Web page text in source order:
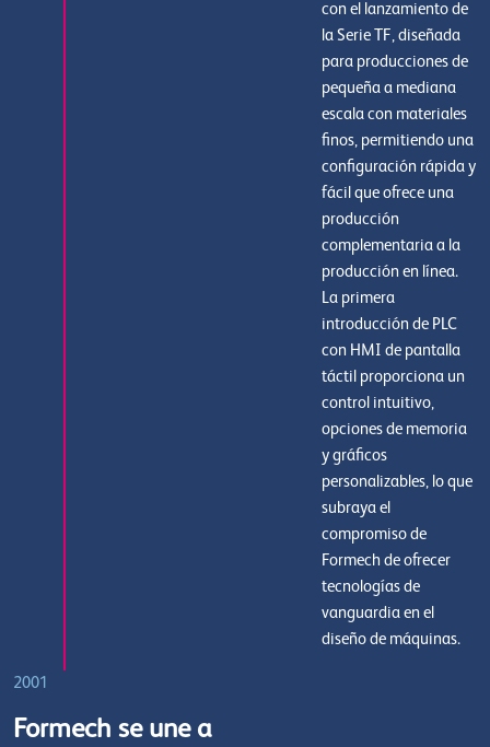
con el lanzamiento de
la Serie TF, diseñada
para producciones de
pequeña a mediana
escala con materiales
finos, permitiendo una
configuración rápida y
fácil que ofrece una
producción
complementaria a la
producción en línea.
La primera
introducción de PLC
con HMI de pantalla
táctil proporciona un
control intuitivo,
opciones de memoria
y gráficos
personalizables, lo que
subraya el
compromiso de
Formech de ofrecer
tecnologías de
vanguardia en el
diseño de máquinas.
2001
Formech se une a